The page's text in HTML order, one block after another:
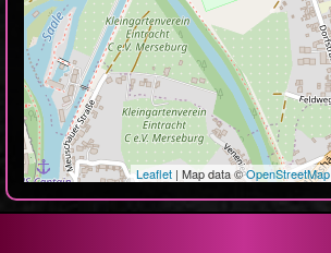
Leaflet | Map data ©OpenStreetMap